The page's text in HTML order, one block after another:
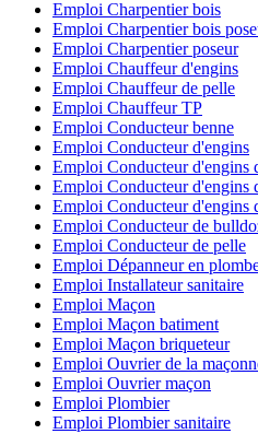
Emploi Charpentier bois
Emploi Charpentier bois
Emploi Charpentier poseur
Emploi Chauffeur d'engins
Emploi Chauffeur de pelle
Emploi Chauffeur TP
Emploi Conducteur benne
Emploi Conducteur d'engins
Emploi Conducteur d'engins
Emploi Conducteur d'engins
Emploi Conducteur d'engins
Emploi Conducteur de
Emploi Conducteur de pelle
Emploi Dépanneur en
Emploi Installateur sanitaire
Emploi Maçon
Emploi Maçon batiment
Emploi Maçon briqueteur
Emploi Ouvrier de la
Emploi Ouvrier maçon
Emploi Plombier
Emploi Plombier sanitaire